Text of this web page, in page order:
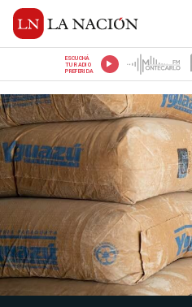
ESCUCHÁ
TU RADIO
PREFERIDA